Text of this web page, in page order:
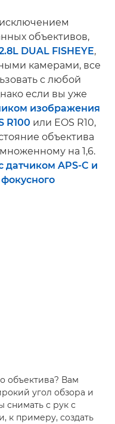
объективов,
DUAL FISHEYE,
камерами, все
с любой
если вы уже
изображения
R100 или EOS R10,
объектива
на 1,6.
датчиком APS-C и
объектива? Вам
угол обзора и
снимать с рук с
к примеру, создать